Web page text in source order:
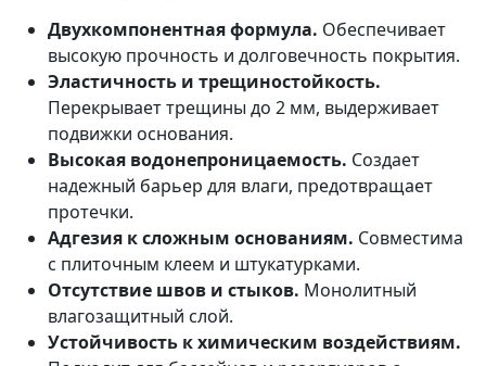
Двухкомпонентная формула. Обеспечивает
высокую прочность и долговечность покрытия.
Эластичность и трещиностойкость.
Перекрывает трещины до 2 мм, выдерживает
подвижки основания.
Высокая водонепроницаемость. Создает
надежный барьер для влаги, предотвращает
протечки.
Адгезия к сложным основаниям. Совместима
с плиточным клеем и штукатурками.
Отсутствие швов и стыков. Монолитный
влагозащитный слой.
Устойчивость к химическим воздействиям.